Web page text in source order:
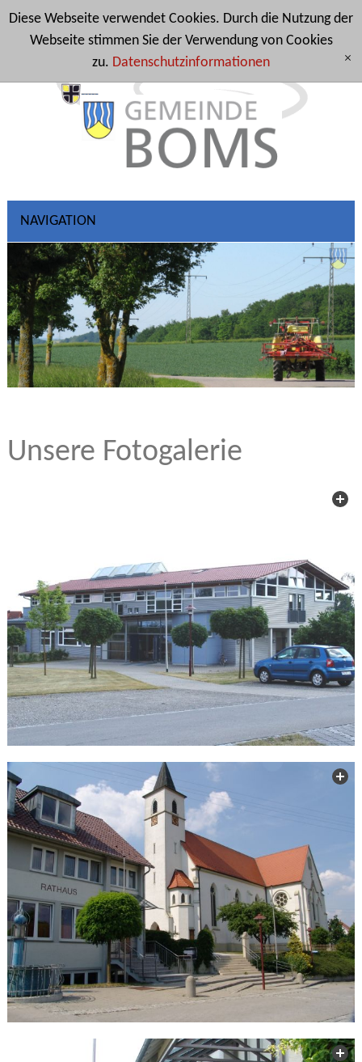
Diese Webseite verwendet Cookies. Durch die Nutzung der
Webseite stimmen Sie der Verwendung von Cookies
zu. Datenschutzinformationen [x]
NAVIGATION
Unsere Fotogalerie